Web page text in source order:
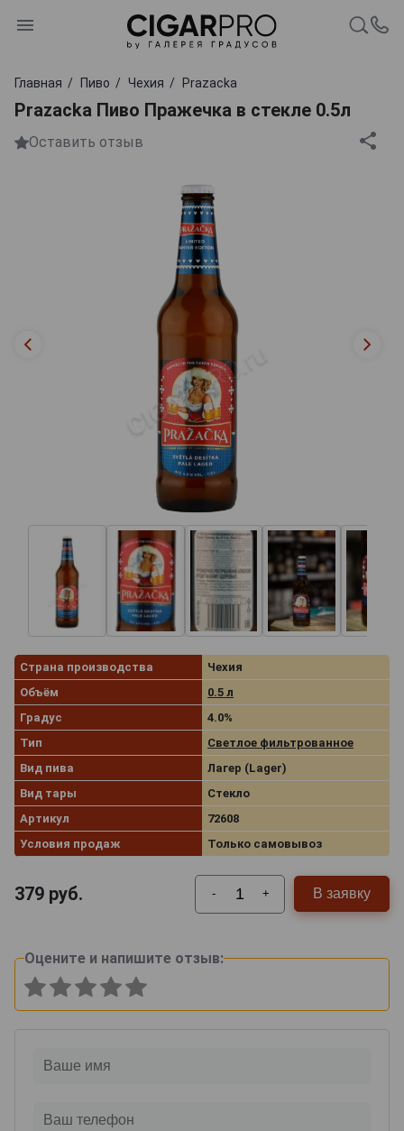
Главная Пиво Чехия Prazacka
Prazacka Пиво Пражечка в стекле 0.5л
Оставить отзыв
Страна производства
Чехия
Объём
0.5 л
Градус
4.0%
Тип
Светлое фильтрованное
Вид пива
Лагер (Lager)
Вид тары
Стекло
Артикул
72608
Условия продаж
Только самовывоз
379 руб. - + В заявку
Оцените и напишите отзыв: